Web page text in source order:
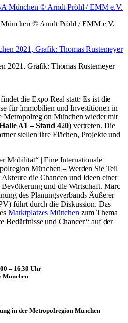
© Arndt Pröhl / EMM e.V.
2021, Grafik: Thomas Rustemeyer
die Expo Real statt: Es ist die
für Immobilien und Investitionen in
Metropolregion München wieder mit
Halle A1 – Stand 420) vertreten. Die
stellen ihre Flächen, Projekte und
Mobilität“ | Eine Internationale
München – Werden Sie Teil
die Chancen und Ideen einer
und die Wirtschaft. Marc
des Planungsverbands Äußerer
führt durch die Diskussion. Das
Marktplatzes München zum Thema
Bedürfnisse und Chancen“ auf der
– 16.30 Uhr
München
in der Metropolregion München